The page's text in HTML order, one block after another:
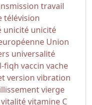
travail
télévision
unicité unicité
Union
universalité
fiqh vaccin vache
version vibration
vierge
vitalitévitamine C